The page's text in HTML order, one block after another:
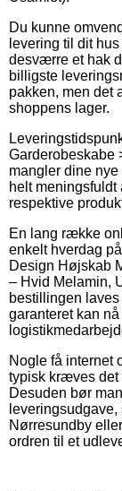
Du kunne
levering til dit
desværre et hak
billigste
pakken, men
shoppens lager.
Garderobeskabe
mangler dine
helt
respektive
En lang række
enkelt hverdag
Design Højskab
– Hvid Melamin,
bestillingen
garanteret kan
Nogle få internet
typisk kræves det
Desuden bør
Nørresundby
ordren til et